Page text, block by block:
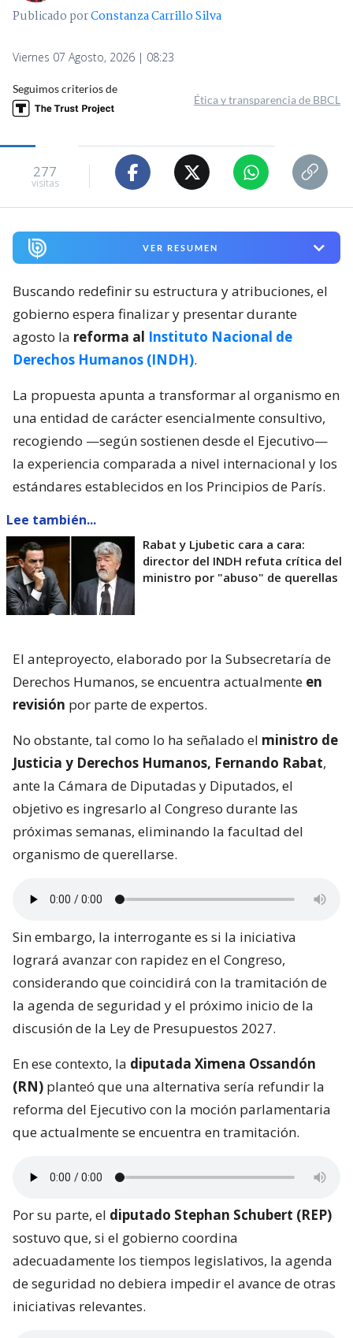
Publicado porConstanza Carrillo Silva
Viernes 07 Agosto, 2026 | 08:23
Seguimos criterios de
Ética y transparencia de BBCL
277
visitas
VER RESUMEN
Buscando redefinir su estructura y atribuciones, el
gobierno espera finalizar y presentar durante
agosto la reforma al Instituto Nacional de
Derechos Humanos (INDH).
La propuesta apunta a transformar al organismo en
una entidad de carácter esencialmente consultivo,
recogiendo —según sostienen desde el Ejecutivo—
la experiencia comparada a nivel internacional y los
estándares establecidos en los Principios de París.
Lee también...
Rabat y Ljubetic cara a cara:
director del INDH refuta crítica del
ministro por "abuso" de querellas
El anteproyecto, elaborado por la Subsecretaría de
Derechos Humanos, se encuentra actualmente en
revisión por parte de expertos.
No obstante, tal como lo ha señalado el ministro de
Justicia y Derechos Humanos, Fernando Rabat,
ante la Cámara de Diputadas y Diputados, el
objetivo es ingresarlo al Congreso durante las
próximas semanas, eliminando la facultad del
organismo de querellarse.
Sin embargo, la interrogante es si la iniciativa
logrará avanzar con rapidez en el Congreso,
considerando que coincidirá con la tramitación de
la agenda de seguridad y el próximo inicio de la
discusión de la Ley de Presupuestos 2027.
En ese contexto, la diputada Ximena Ossandón
(RN) planteó que una alternativa sería refundir la
reforma del Ejecutivo con la moción parlamentaria
que actualmente se encuentra en tramitación.
Por su parte, el diputado Stephan Schubert (REP)
sostuvo que, si el gobierno coordina
adecuadamente los tiempos legislativos, la agenda
de seguridad no debiera impedir el avance de otras
iniciativas relevantes.